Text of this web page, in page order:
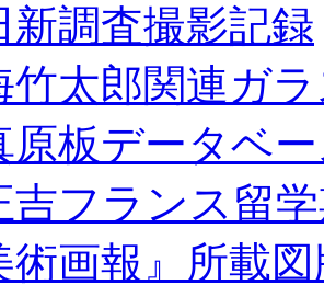
新調査撮影記録
竹太郎関連ガ
原板データベ
吉フランス留
術画報』所載